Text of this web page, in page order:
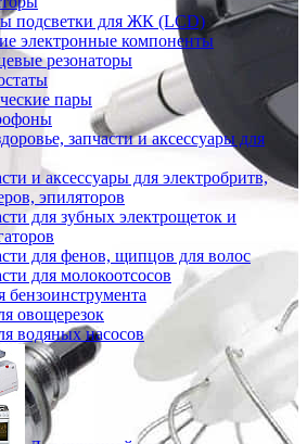
подсветки для ЖК (LCD)
электронные компоненты
резонаторы
пары
запчасти и аксессуары для
и аксессуары для электробритв,
эпиляторов
для зубных электрощеток и
для фенов, щипцов для волос
для молокоотсосов
бензоинструмента
овощерезок
водяных насосов